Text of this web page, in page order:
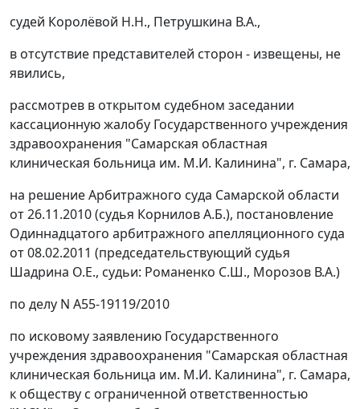
судей Королёвой Н.Н., Петрушкина В.А.,
в отсутствие представителей сторон - извещены, не
явились,
рассмотрев в открытом судебном заседании
кассационную жалобу Государственного учреждения
здравоохранения "Самарская областная
клиническая больница им. М.И. Калинина", г. Самара,
на решение Арбитражного суда Самарской области
от 26.11.2010 (судья Корнилов А.Б.), постановление
Одиннадцатого арбитражного апелляционного суда
от 08.02.2011 (председательствующий судья
Шадрина О.Е., судьи: Романенко С.Ш., Морозов В.А.)
по делу N А55-19119/2010
по исковому заявлению Государственного
учреждения здравоохранения "Самарская областная
клиническая больница им. М.И. Калинина", г. Самара,
к обществу с ограниченной ответственностью